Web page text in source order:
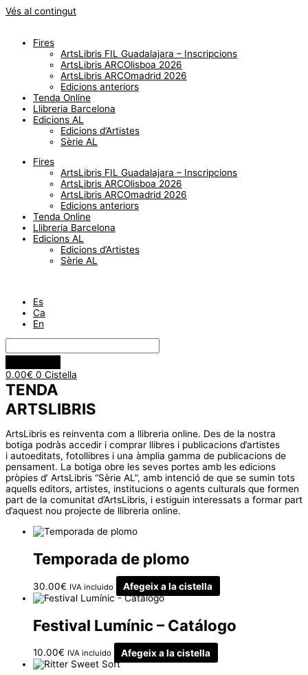
Vés al contingut
Fires
ArtsLibris FIL Guadalajara – Inscripcions
ArtsLibris ARCOlisboa 2026
ArtsLibris ARCOmadrid 2026
Edicions anteriors
Tenda Online
Llibreria Barcelona
Edicions AL
Edicions d’Artistes
Sèrie AL
Fires
ArtsLibris FIL Guadalajara – Inscripcions
ArtsLibris ARCOlisboa 2026
ArtsLibris ARCOmadrid 2026
Edicions anteriors
Tenda Online
Llibreria Barcelona
Edicions AL
Edicions d’Artistes
Sèrie AL
Es
Ca
En
0.00€ 0 Cistella
TENDA
ARTSLIBRIS
ArtsLibris es reinventa com a llibreria online. Des de la nostra
botiga podràs accedir i comprar llibres i publicacions d’artistes
i autoeditats, fotollibres i una àmplia gamma de publicacions de
pensament. La botiga obre les seves portes amb les edicions
pròpies d’ ArtsLibris “Sèrie AL”, amb intenció de que se sumin tots
aquells editors, artistes, institucions o agents culturals que formen
part de la comunitat d’ArtsLibris, i estiguin interessats a formar part
d’aquest nou projecte de llibreria online.
Temporada de plomo
30.00€ IVA incluido Afegeix a la cistella
Festival Lumínic – Catálogo
10.00€ IVA incluido Afegeix a la cistella